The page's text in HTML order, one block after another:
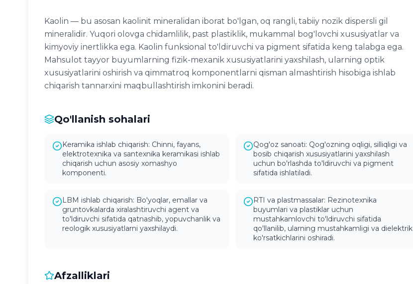
Kaolin — bu asosan kaolinit mineralidan iborat bo'lgan, oq rangli, tabiiy nozik dispersli gil
mineralidir. Yuqori olovga chidamlilik, past plastiklik, mukammal bog'lovchi xususiyatlar va
kimyoviy inertlikka ega. Kaolin funksional to'ldiruvchi va pigment sifatida keng talabga ega.
Mahsulot tayyor buyumlarning fizik-mexanik xususiyatlarini yaxshilash, ularning optik
xususiyatlarini oshirish va qimmatroq komponentlarni qisman almashtirish hisobiga ishlab
chiqarish tannarxini maqbullashtirish imkonini beradi.
Qo'llanish sohalari
Keramika ishlab chiqarish: Chinni, fayans,
elektrotexnika va santexnika keramikasi ishlab
chiqarish uchun asosiy xomashyo
komponenti.
Qog'oz sanoati: Qog'ozning oqligi, silliqligi va
bosib chiqarish xususiyatlarini yaxshilash
uchun bo'rlashda to'ldiruvchi va pigment
sifatida ishlatiladi.
LBM ishlab chiqarish: Bo'yoqlar, emallar va
gruntovkalarda xiralashtiruvchi agent va
to'ldiruvchi sifatida qatnashib, yopuvchanlik va
reologik xususiyatlarni yaxshilaydi.
RTI va plastmassalar: Rezinotexnika
buyumlari va plastiklar uchun
mustahkamlovchi to'ldiruvchi sifatida
qo'llanilib, ularning mustahkamligi va dielektrik
ko'rsatkichlarini oshiradi.
Afzalliklari